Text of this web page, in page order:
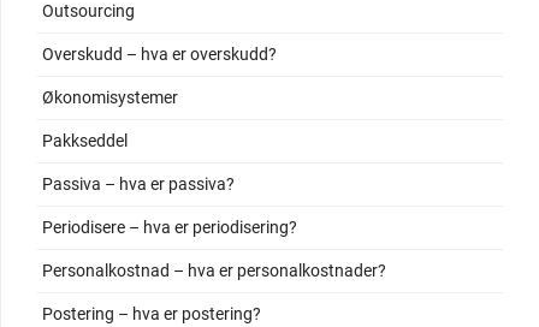
Outsourcing
Overskudd – hva er overskudd?
Økonomisystemer
Pakkseddel
Passiva – hva er passiva?
Periodisere – hva er periodisering?
Personalkostnad – hva er personalkostnader?
Postering – hva er postering?